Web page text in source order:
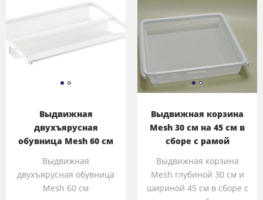
Выдвижная
двухъярусная
обувница Mesh 60 см
Выдвижная
двухъярусная обувница
Mesh 60 см
Выдвижная корзина
Mesh 30 см на 45 см в
сборе с рамой
Выдвижная корзина
Mesh глубиной 30 см и
шириной 45 см в сборе с